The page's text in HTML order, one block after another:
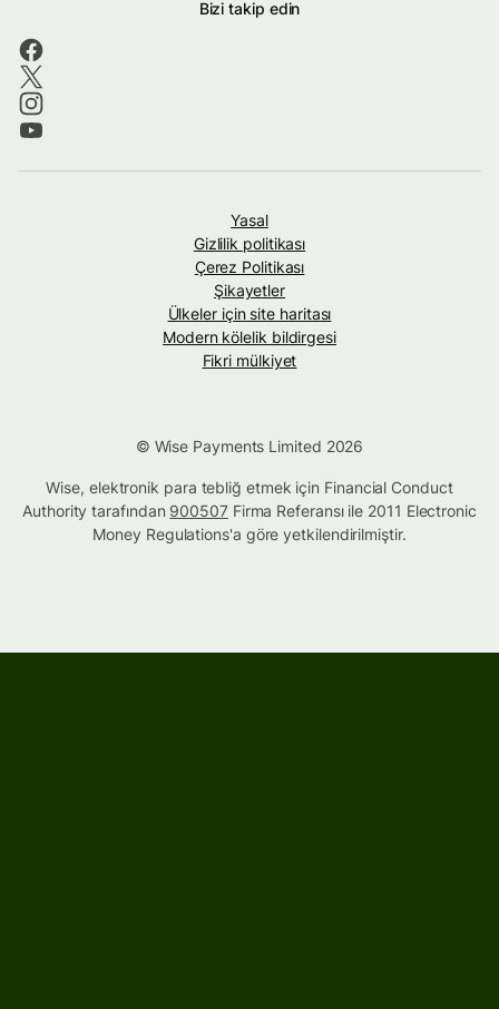
Bizi takip edin
Yasal
Gizlilik politikası
Çerez Politikası
Şikayetler
Ülkeler için site haritası
Modern kölelik bildirgesi
Fikri mülkiyet
© Wise Payments Limited 2026
Wise, elektronik para tebliğ etmek için Financial Conduct
Authority tarafından 900507Firma Referansı ile 2011 Electronic
Money Regulations'a göre yetkilendirilmiştir.